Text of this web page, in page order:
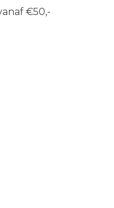
€50,-